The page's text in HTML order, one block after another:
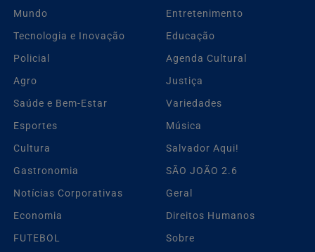
Mundo
Entretenimento
Tecnologia e Inovação
Educação
Policial
Agenda Cultural
Agro
Justiça
Saúde e Bem-Estar
Variedades
Esportes
Música
Cultura
Salvador Aqui!
Gastronomia
SÃO JOÃO 2.6
Notícias Corporativas
Geral
Economia
Direitos Humanos
FUTEBOL
Sobre